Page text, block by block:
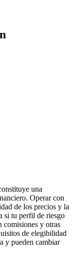
una
Operar con
de los precios y la
si tu perfil de riesgo
comisiones y otras
de elegibilidad
y pueden cambiar